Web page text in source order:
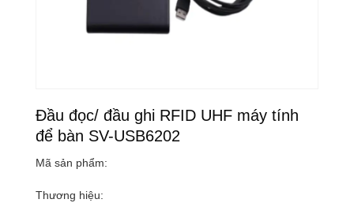
Đầu đọc/ đầu ghi RFID UHF máy tính
để bàn SV-USB6202
Mã sản phẩm:
Thương hiệu: